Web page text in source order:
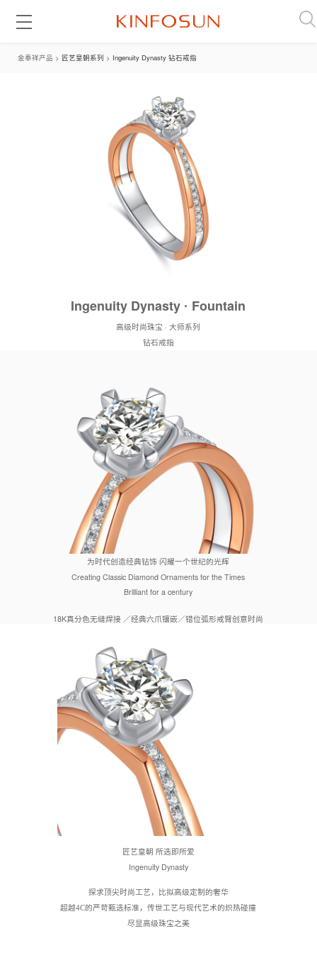
金奉祥产品 > 匠艺皇朝系列 > Ingenuity Dynasty 钻石戒指
Ingenuity Dynasty · Fountain
高级时尚珠宝 ·大师系列
钻石戒指
为时代创造经典钻饰 闪耀一个世纪的光辉
Creating Classic Diamond Ornaments for the Times
Brilliant for a century
18K真分色无缝焊接 ／经典六爪镶嵌／错位弧形戒臂创意时尚
匠艺皇朝 所选即所爱
Ingenuity Dynasty
探求顶尖时尚工艺 ，
比拟高级定制的奢华
超越4C的严苛甄选标准，传世工艺与现代艺术的炽热碰撞
尽显高级珠宝之美